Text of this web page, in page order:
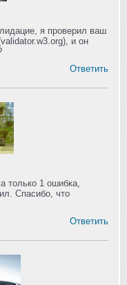
я проверил ваш
и он
Ответить
только 1 ошибка,
Спасибо, что
Ответить